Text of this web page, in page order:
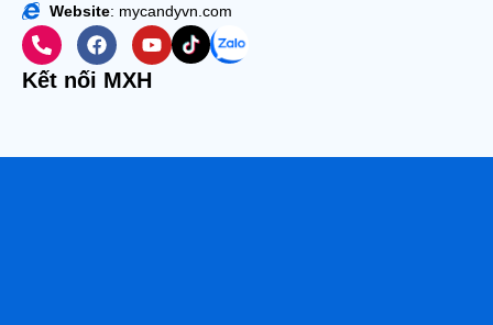
Website: mycandyvn.com
Kết nối MXH